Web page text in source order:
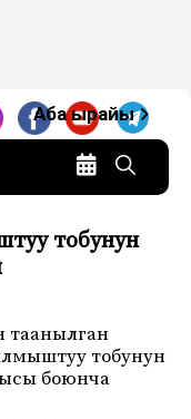
—
Аба ырайы
тобунун
таанылган
тобунун
боюнча